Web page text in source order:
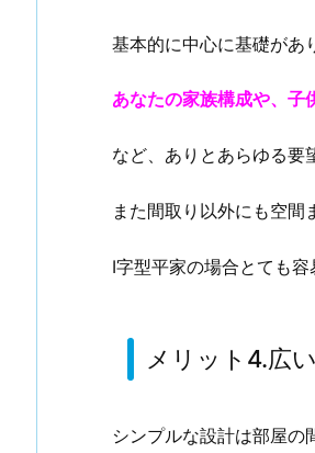
基本的に中心に基礎があ
あなたの家族構成や、子
など、ありとあらゆる要
また間取り以外にも空間
I字型平家の場合とても
メリット4.広
シンプルな設計は部屋の